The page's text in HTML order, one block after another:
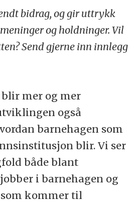
bidrag, og gir uttrykk
og holdninger. Vil
Send gjerne inn innlegg
blir mer og mer
også
barnehagen som
blir. Vi ser
både blant
i barnehagen og
kommer til